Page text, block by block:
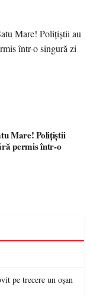
Mare! Polițiștii
permis într-o
pe trecere un oșan